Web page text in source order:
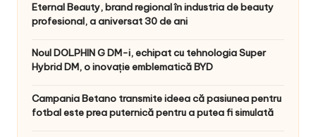
Eternal Beauty, brand regional în industria de beauty
profesional, a aniversat 30 de ani
Noul DOLPHIN G DM-i, echipat cu tehnologia Super
Hybrid DM, o inovație emblematică BYD
Campania Betano transmite ideea că pasiunea pentru
fotbal este prea puternică pentru a putea fi simulată